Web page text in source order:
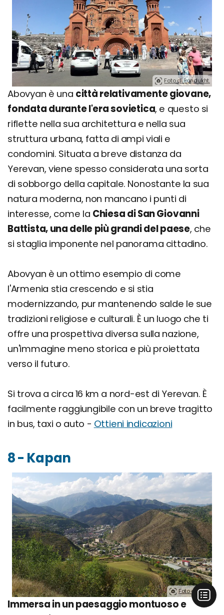
Foto di Pandukht.
Abovyan è una città relativamente giovane,
fondata durante l'era sovietica, e questo si
riflette nella sua architettura e nella sua
struttura urbana, fatta di ampi viali e
condomini. Situata a breve distanza da
Yerevan, viene spesso considerata una sorta
di sobborgo della capitale. Nonostante la sua
natura moderna, non mancano i punti di
interesse, come la Chiesa di San Giovanni
Battista, una delle più grandi del paese, che
si staglia imponente nel panorama cittadino.
Abovyan è un ottimo esempio di come
l'Armenia stia crescendo e si stia
modernizzando, pur mantenendo salde le sue
tradizioni religiose e culturali. È un luogo che ti
offre una prospettiva diversa sulla nazione,
un'immagine meno storica e più proiettata
verso il futuro.
Si trova a circa 16 km a nord-est di Yerevan. È
facilmente raggiungibile con un breve tragitto
in bus, taxi o auto - Ottieni indicazioni
8 - Kapan
Foto di http:.
Immersa in un paesaggio montuoso e